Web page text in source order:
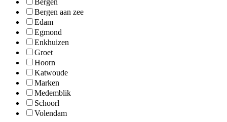
Bergen aan zee
Edam
Egmond
Enkhuizen
Groet
Hoorn
Katwoude
Marken
Medemblik
Schoorl
Volendam